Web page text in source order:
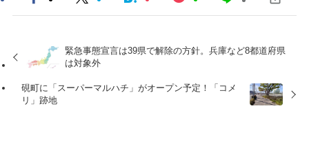
緊急事態宣言は39県で解除の方針。兵庫など8都道府県
は対象外
硯町に「スーパーマルハチ」がオープン予定！「コメ
リ」跡地